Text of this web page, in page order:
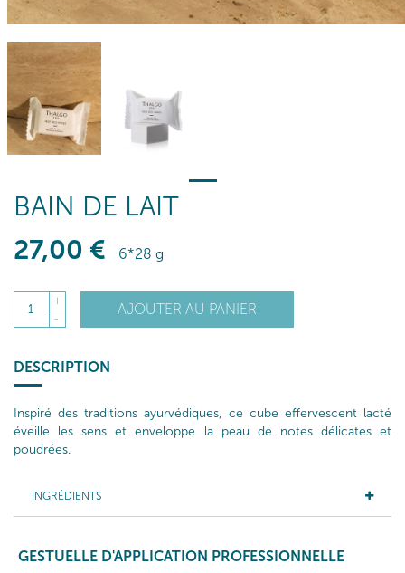
BAIN DE LAIT
27,00 € 6*28 g
1
+
-
AJOUTER AU PANIER
DESCRIPTION
Inspiré des traditions ayurvédiques, ce cube effervescent lacté
éveille les sens et enveloppe la peau de notes délicates et
poudrées.
INGRÉDIENTS
GESTUELLE D'APPLICATION PROFESSIONNELLE